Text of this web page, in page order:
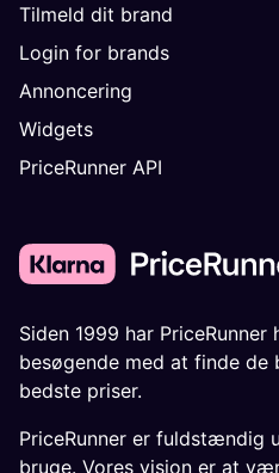
Tilmeld dit brand
Login for brands
Annoncering
Widgets
PriceRunner API
Siden 1999 har
besøgende med at finde
bedste priser.
PriceRunner er fuldstændig
bruge. Vores vision er at